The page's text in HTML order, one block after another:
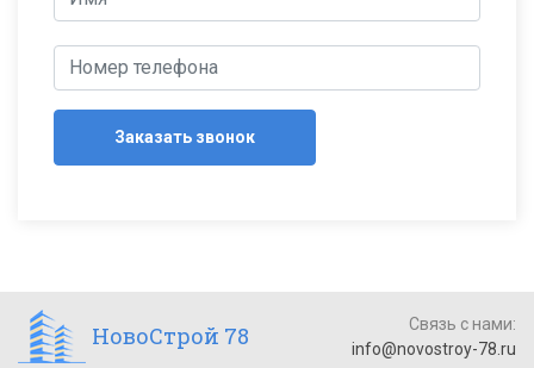
Заказать звонок
НовоСтрой 78
Связь с нами:
info@novostroy-78.ru